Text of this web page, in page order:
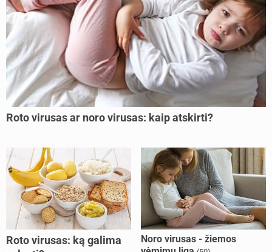
Roto virusas ar noro virusas: kaip atskirti?
Roto virusas: ką galima
Noro virusas - žiemos